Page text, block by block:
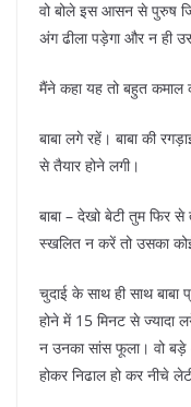
वो बोले इस आसन से पुरुष
अंग ढीला पड़ेगा और न ही
मैंने कहा यह तो बहुत कमाल
बाबा लगे रहें। बाबा की
से तैयार होने लगी।
बाबा – देखो बेटी तुम फिर
स्खलित न करें तो उसका
चुदाई के साथ ही साथ
होने में 15 मिनट से ज्यादा
न उनका सांस फूला। वो
होकर निढाल हो कर नीचे